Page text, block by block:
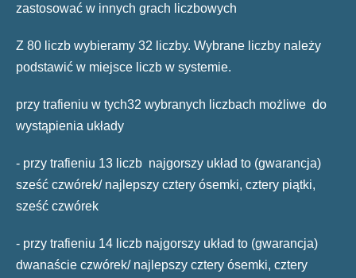
zastosować w innych grach liczbowych
Z 80 liczb wybieramy 32 liczby. Wybrane liczby należy
podstawić w miejsce liczb w systemie.
przy trafieniu w tych32 wybranych liczbach możliwe do
wystąpienia układy
- przy trafieniu 13 liczb najgorszy układ to (gwarancja)
sześć czwórek/ najlepszy cztery ósemki, cztery piątki,
sześć czwórek
- przy trafieniu 14 liczb najgorszy układ to (gwarancja)
dwanaście czwórek/ najlepszy cztery ósemki, cztery